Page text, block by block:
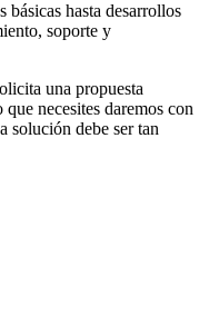
básicas hasta desarrollos
soporte y
una propuesta
necesites daremos con
solución debe ser tan